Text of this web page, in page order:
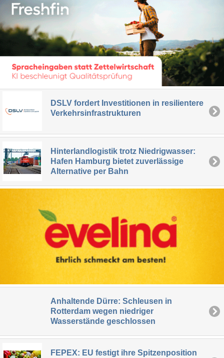
DSLV fordert Investitionen in resilientere
Verkehrsinfrastrukturen
Hinterlandlogistik trotz Niedrigwasser:
Hafen Hamburg bietet zuverlässige
Alternative per Bahn
Anhaltende Dürre: Schleusen in
Rotterdam wegen niedriger
Wasserstände geschlossen
FEPEX: EU festigt ihre Spitzenposition